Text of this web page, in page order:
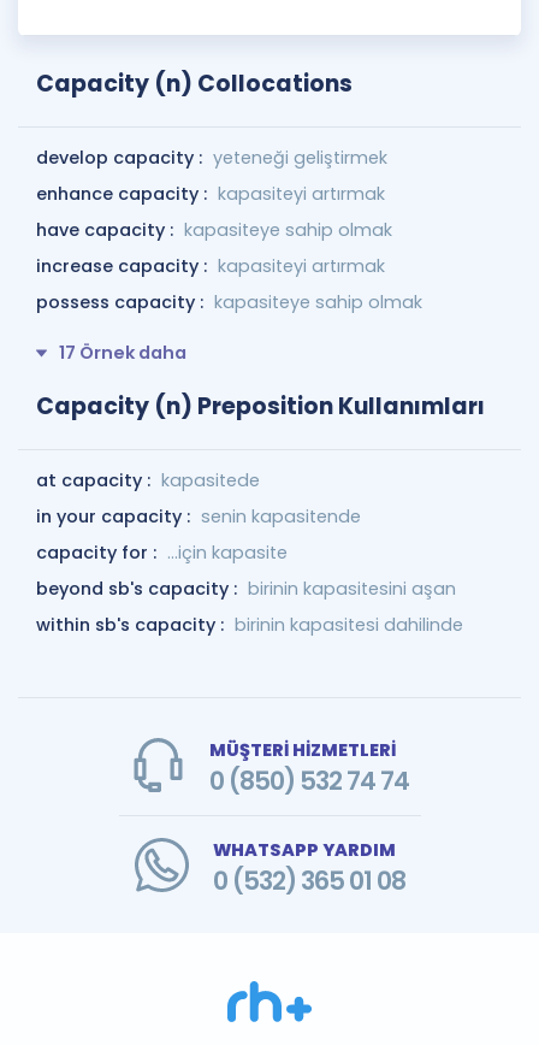
Capacity (n) Collocations
develop capacity : yeteneği geliştirmek
enhance capacity : kapasiteyi artırmak
have capacity : kapasiteye sahip olmak
increase capacity : kapasiteyi artırmak
possess capacity : kapasiteye sahip olmak
17 Örnek daha
Capacity (n) Preposition Kullanımları
at capacity : kapasitede
in your capacity : senin kapasitende
capacity for : …için kapasite
beyond sb's capacity : birinin kapasitesini aşan
within sb's capacity : birinin kapasitesi dahilinde
MÜŞTERİ HİZMETLERİ
0 (850) 532 74 74
WHATSAPP YARDIM
0 (532) 365 01 08